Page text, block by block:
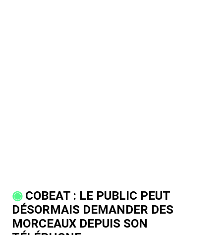
COBEAT : LE PUBLIC PEUT
DÉSORMAIS DEMANDER DES
MORCEAUX DEPUIS SON